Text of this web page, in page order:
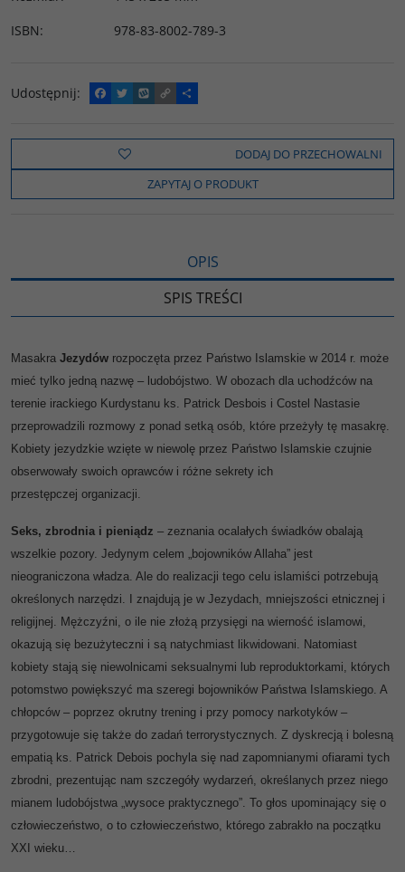
ISBN: 978-83-8002-789-3
Udostępnij:
F
a
e
o
k
T
w
t
t
e
W
y
o
C
o
y
i
n
k
P
o
z
e
l
s
DODAJ DO PRZECHOWALNI
ZAPYTAJ O PRODUKT
OPIS
SPIS TREŚCI
Masakra Jezydów rozpoczęta przez Państwo Islamskie w 2014 r. może
mieć tylko jedną nazwę – ludobójstwo. W obozach dla uchodźców na
terenie irackiego Kurdystanu ks. Patrick Desbois i Costel Nastasie
przeprowadzili rozmowy z ponad setką osób, które przeżyły tę masakrę.
Kobiety jezydzkie wzięte w niewolę przez Państwo Islamskie czujnie
obserwowały swoich oprawców i różne sekrety ich
przestępczej organizacji.
Seks, zbrodnia i pieniądz – zeznania ocalałych świadków obalają
wszelkie pozory. Jedynym celem „bojowników Allaha” jest
nieograniczona władza. Ale do realizacji tego celu islamiści potrzebują
określonych narzędzi. I znajdują je w Jezydach, mniejszości etnicznej i
religijnej. Mężczyźni, o ile nie złożą przysięgi na wierność islamowi,
okazują się bezużyteczni i są natychmiast likwidowani. Natomiast
kobiety stają się niewolnicami seksualnymi lub reproduktorkami, których
potomstwo powiększyć ma szeregi bojowników Państwa Islamskiego. A
chłopców – poprzez okrutny trening i przy pomocy narkotyków –
przygotowuje się także do zadań terrorystycznych. Z dyskrecją i bolesną
empatią ks. Patrick Debois pochyla się nad zapomnianymi ofiarami tych
zbrodni, prezentując nam szczegóły wydarzeń, określanych przez niego
mianem ludobójstwa „wysoce praktycznego”. To głos upominający się o
człowieczeństwo, o to człowieczeństwo, którego zabrakło na początku
XXI wieku…